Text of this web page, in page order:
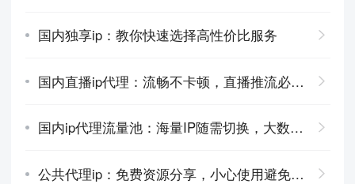
国内独享ip：教你快速选择高性价比服务
国内直播ip代理：流畅不卡顿，直播推流必备神器
国内ip代理流量池：海量IP随需切换，大数据采集利器
公共代理ip：免费资源分享，小心使用避免陷阱